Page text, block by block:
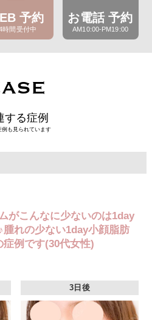
予約
時間受付中
お電話 予約
AM10:00-PM19:00
する症例
例も見られています
がこんなに少ないのは1day
れの少ない1day小顔脂肪
例です(30代女性)
3日後